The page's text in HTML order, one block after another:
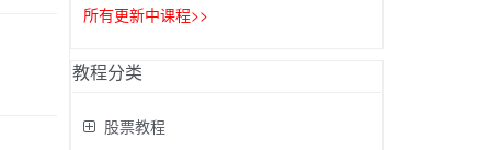
所有更新中课程>>
教程分类
股票教程